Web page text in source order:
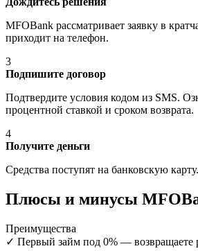
MFOBank рассматривает заявку в
приходит на телефон.
3
Подпишите договор
Подтвердите условия кодом из SMS.
процентной ставкой и сроком возврата.
4
Получите деньги
Средства поступят на банковскую карту.
Плюсы и минусы
Преимущества
✓ Первый займ под 0% — возвращаете